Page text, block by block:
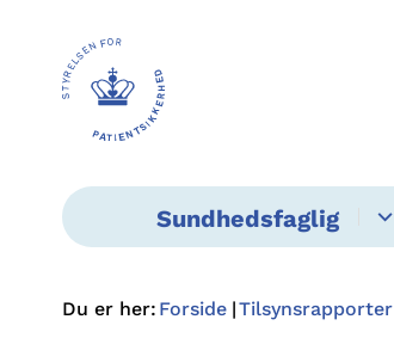
Sundhedsfaglig
Du er her: Forside Tilsynsrapporter